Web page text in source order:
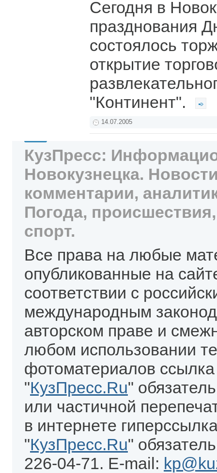
Сегодня в
празднования
состоялось
открытие
"Континент".
14.07.2005
КузПресс:
Новокузнецка.
комментарии,
Погода,
спорт.
Все права на любые
опубликованные на
соответствии с
международным
авторском праве и
любом использовании
фотоматериалов
"КузПресс.Ru"
или частичной
в интернете
"КузПресс.Ru"
226-04-71. E-mail: